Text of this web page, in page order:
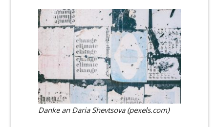
Danke an Daria Shevtsova (pexels.com)